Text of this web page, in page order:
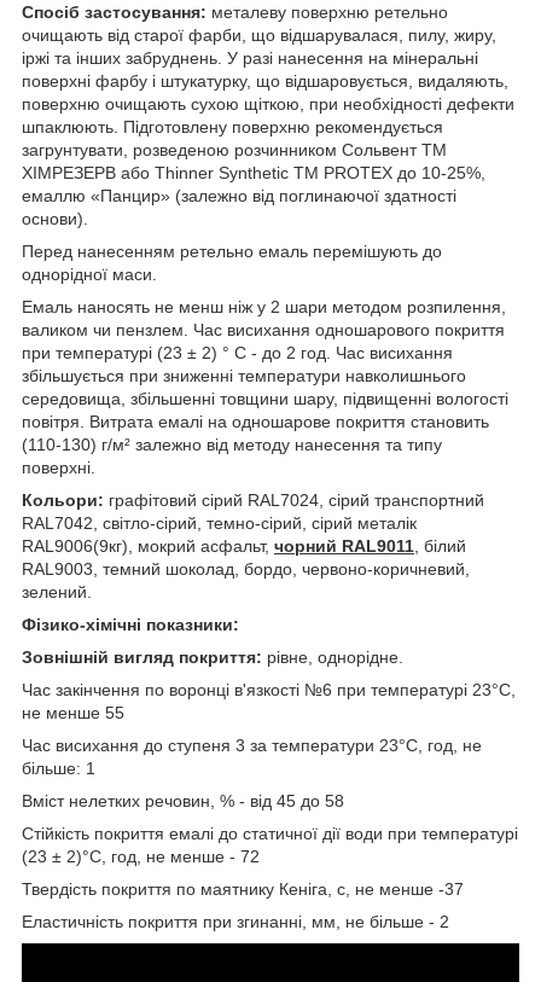
Спосіб застосування: металеву поверхню ретельно
очищають від старої фарби, що відшарувалася, пилу, жиру,
іржі та інших забруднень. У разі нанесення на мінеральні
поверхні фарбу і штукатурку, що відшаровується, видаляють,
поверхню очищають сухою щіткою, при необхідності дефекти
шпаклюють. Підготовлену поверхню рекомендується
загрунтувати, розведеною розчинником Сольвент ТМ
ХІМРЕЗЕРВ або Thinner Synthetic ТМ PROTEX до 10-25%,
емаллю «Панцир» (залежно від поглинаючої здатності
основи).
Перед нанесенням ретельно емаль перемішують до
однорідної маси.
Емаль наносять не менш ніж у 2 шари методом розпилення,
валиком чи пензлем. Час висихання одношарового покриття
при температурі (23 ± 2) ° С - до 2 год. Час висихання
збільшується при зниженні температури навколишнього
середовища, збільшенні товщини шару, підвищенні вологості
повітря. Витрата емалі на одношарове покриття становить
(110-130) г/м² залежно від методу нанесення та типу
поверхні.
Кольори: графітовий сірий RAL7024, сірий транспортний
RAL7042, світло-сірий, темно-сірий, сірий металік
RAL9006(9кг), мокрий асфальт, чорний RAL9011 , білий
RAL9003, темний шоколад, бордо, червоно-коричневий,
зелений.
Фізико-хімічні показники:
Зовнішній вигляд покриття: рівне, однорідне.
Час закінчення по воронці в'язкості №6 при температурі 23°С,
не менше 55
Час висихання до ступеня 3 за температури 23°С, год, не
більше: 1
Вміст нелетких речовин, % - від 45 до 58
Стійкість покриття емалі до статичної дії води при температурі
(23 ± 2)°С, год, не менше - 72
Твердість покриття по маятнику Кеніга, с, не менше -37
Еластичність покриття при згинанні, мм, не більше - 2